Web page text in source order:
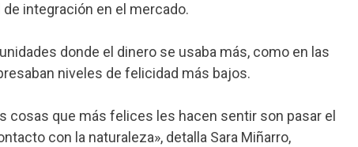
integración en el mercado.
donde el dinero se usaba más, como en las
niveles de felicidad más bajos.
que más felices les hacen sentir son pasar el
con la naturaleza», detalla Sara Miñarro,